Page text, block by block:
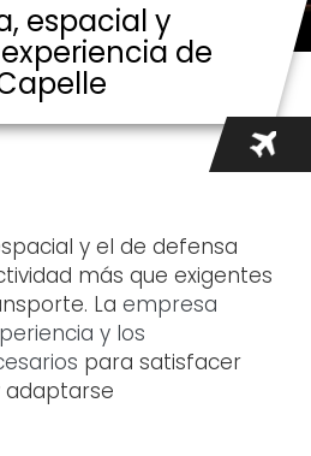
espacial y
de
y el de defensa
más que exigentes
La empresa
y los
para satisfacer
adaptarse